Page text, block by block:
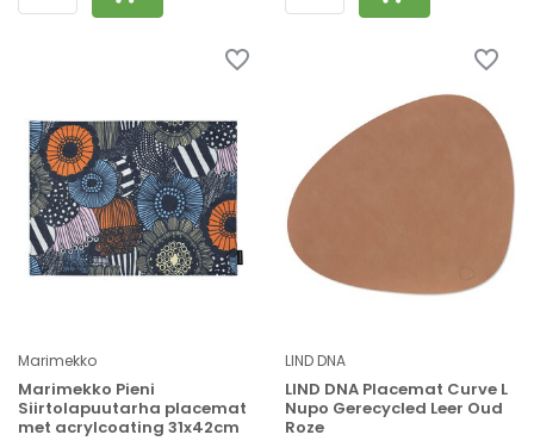
Marimekko
Marimekko Pieni
Siirtolapuutarha placemat
met acrylcoating 31x42cm
LIND DNA
LIND DNA Placemat Curve L
Nupo Gerecycled Leer Oud
Roze